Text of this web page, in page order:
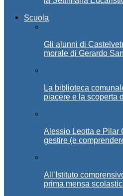
Scuola
Gli alunni di
morale di Gerardo
La biblioteca
piacere e la scoperta
Alessio Leotta e Pilar
gestire (e
All’Istituto
prima mensa